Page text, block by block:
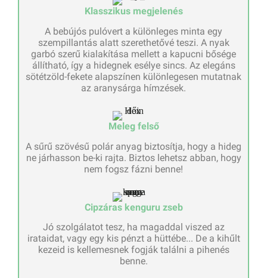
Klasszikus megjelenés
A bebújós pulóvert a különleges minta egy
szempillantás alatt szerethetővé teszi. A nyak
garbó szerű kialakítása mellett a kapucni bősége
állítható, így a hidegnek esélye sincs. Az elegáns
sötétzöld-fekete alapszínen különlegesen mutatnak
az aranysárga hímzések.
Meleg felső
A sűrű szövésű polár anyag biztosítja, hogy a hideg
ne járhasson be-ki rajta. Biztos lehetsz abban, hogy
nem fogsz fázni benne!
Cipzáras kenguru zseb
Jó szolgálatot tesz, ha magaddal viszed az
irataidat, vagy egy kis pénzt a hüttébe... De a kihűlt
kezeid is kellemesnek fogják találni a pihenés
benne.